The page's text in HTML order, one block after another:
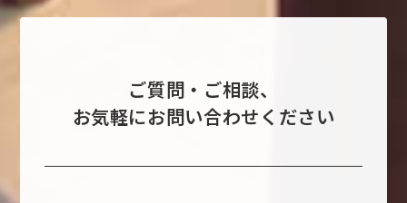
ご質問・ご相談、
お気軽にお問い合わせください